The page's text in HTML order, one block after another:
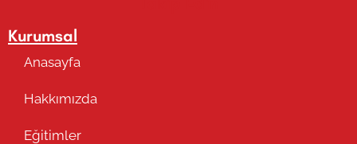
Kurumsal
Anasayfa
Hakkımızda
Eğitimler